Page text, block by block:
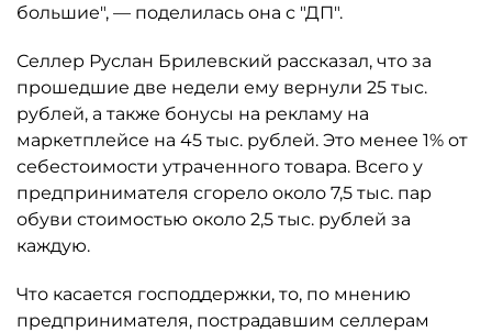
большие", — поделилась она с "ДП".
Селлер Руслан Брилевский рассказал, что за
прошедшие две недели ему вернули 25 тыс.
рублей, а также бонусы на рекламу на
маркетплейсе на 45 тыс. рублей. Это менее 1% от
себестоимости утраченного товара. Всего у
предпринимателя сгорело около 7,5 тыс. пар
обуви стоимостью около 2,5 тыс. рублей за
каждую.
Что касается господдержки, то, по мнению
предпринимателя, пострадавшим селлерам